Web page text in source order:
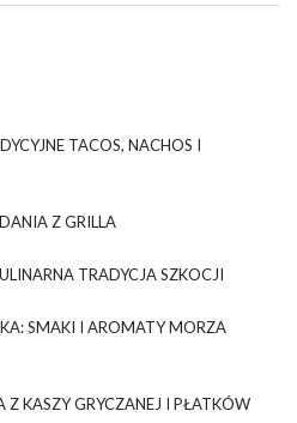
TACOS, NACHOS I
Z GRILLA
TRADYCJA SZKOCJI
SMAKI I AROMATY MORZA
KASZY GRYCZANEJ I PŁATKÓW